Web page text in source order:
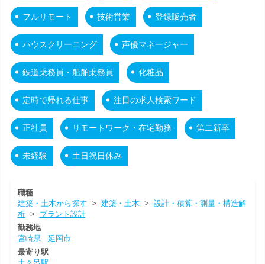
フルリモート 技術営業 登録販売者
ハウスクリーニング 声優マネージャー
鉄道乗務員・船舶乗務員 化粧品
定時で帰れる仕事 注目の求人検索ワード
正社員 リモートワーク・在宅勤務 第二新卒
未経験 土日祝日休み
職種
建築・土木から探す > 建築・土木 > 設計・積算・測量・構造解
析> プラント設計
勤務地
宮崎県
延岡市
最寄り駅
土々呂駅